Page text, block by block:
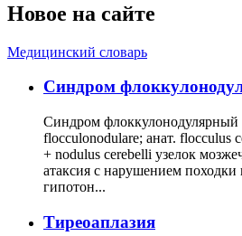
Новое на сайте
Медицинский словарь
Cиндром
Синдром флоккулонодулярный
flocculonodulare; анат. flocculus
+ nodulus cerebelli узелок
атаксия с нарушением походки
гипотон...
Тиреоаплазия